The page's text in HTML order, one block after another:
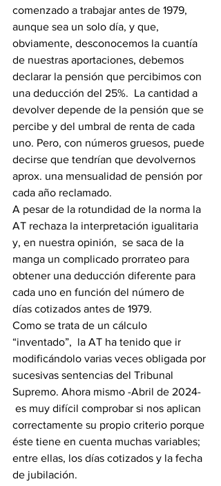
comenzado a trabajar antes de 1979,
aunque sea un solo día, y que,
obviamente, desconocemos la cuantía
de nuestras aportaciones, debemos
declarar la pensión que percibimos con
una deducción del 25%.  La cantidad a
devolver depende de la pensión que se
percibe y del umbral de renta de cada
uno. Pero, con números gruesos, puede
decirse que tendrían que devolvernos
aprox. una mensualidad de pensión por
cada año reclamado.
A pesar de la rotundidad de la norma la
AT rechaza la interpretación igualitaria
y, en nuestra opinión,  se saca de la
manga un complicado prorrateo para
obtener una deducción diferente para
cada uno en función del número de
días cotizados antes de 1979.
Como se trata de un cálculo
“inventado”,  la AT ha tenido que ir
modificándolo varias veces obligada por
sucesivas sentencias del Tribunal
Supremo. Ahora mismo -Abril de 2024-
es muy difícil comprobar si nos aplican
correctamente su propio criterio porque
éste tiene en cuenta muchas variables;
entre ellas, los días cotizados y la fecha
de jubilación.